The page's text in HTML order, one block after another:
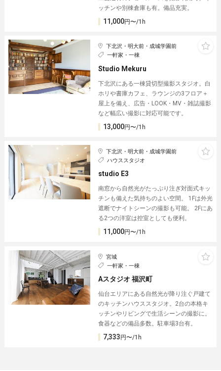
ッチンや別棟倉庫も有。備品充実。
11,000円〜/1h
下北沢・明大前・成城学園前
一軒家・一棟
Studio Mekuru
下北沢にある一棟貸切型撮影スタジオ。白
ホリや書庫カフェ、ラウンジの3フロア＋
屋上を備え、広告・LOOK・MV・雑誌撮影
など幅広い撮影に対応可能です。
13,000円〜/1h
下北沢・明大前・成城学園前
ハウススタジオ
studio E3
南窓から自然光がたっぷり注ぎ対面式キッ
チンも備えた気持ちのよい空間。 1Fは外光
遮断でナイトシーンの撮影も可能。 2Fにあ
る2つの洋室は控室としても便利。
11,000円〜/1h
宮城
一軒家・一棟
Aスタジオ 福沢町
仙台エリアにある自然光が降り注ぐ戸建て
のキッチンハウススタジオ。2台の本格キ
ッチンやリビングで生活シーンの撮影に。
食器などの備品多数。駐車場3台有。
7,333円〜/1h